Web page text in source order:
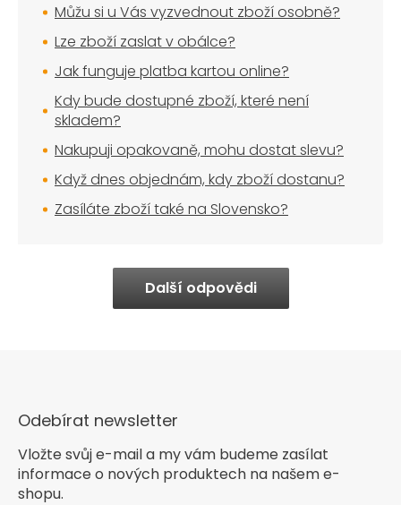
Můžu si u Vás vyzvednout zboží osobně?
Lze zboží zaslat v obálce?
Jak funguje platba kartou online?
Kdy bude dostupné zboží, které není
skladem?
Nakupuji opakovaně, mohu dostat slevu?
Když dnes objednám, kdy zboží dostanu?
Zasíláte zboží také na Slovensko?
Další odpovědi
Odebírat newsletter
Vložte svůj e-mail a my vám budeme zasílat
informace o nových produktech na našem e-
shopu.